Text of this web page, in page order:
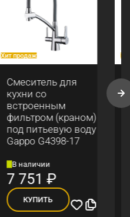
Хит продаж
Смеситель для
кухни со
встроенным
фильтром (краном)
под питьевую воду
Gappo G4398-17
В наличии
7 751₽
КУПИТЬ